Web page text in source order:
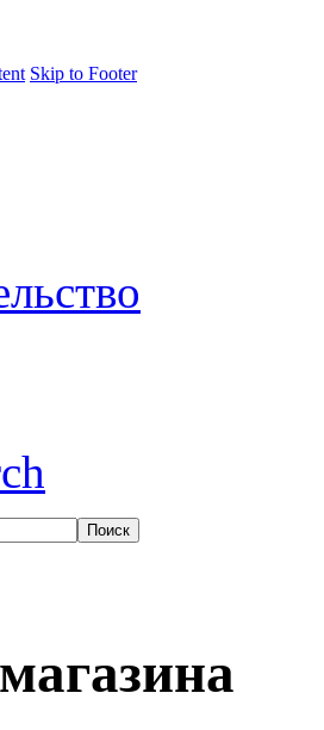
Skip to Footer